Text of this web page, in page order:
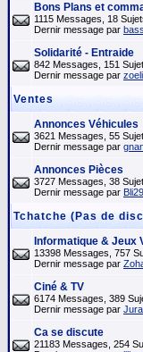
Bons Plans et
1115 Messages, 18
Dernir message par
Solidarité - Entraide
842 Messages, 151
Dernir message par
Ventes
Annonces Véhicules
3621 Messages, 55
Dernir message par
Annonces Pièces
3727 Messages, 38
Dernir message par Bli29
Tchatche (Pas de
Informatique & Jeux
13398 Messages, 757
Dernir message par
Ciné & TV
6174 Messages, 389
Dernir message par
Ca se discute
21183 Messages, 254